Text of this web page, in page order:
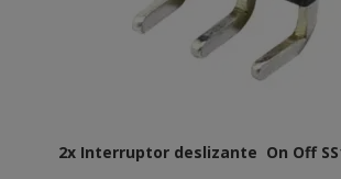
2x Interruptor deslizante On Off